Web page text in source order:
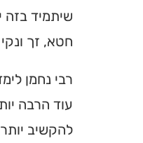
שיתמיד בזה
חטא, זך
רבי נחמן
עוד הרבה
להקשיב